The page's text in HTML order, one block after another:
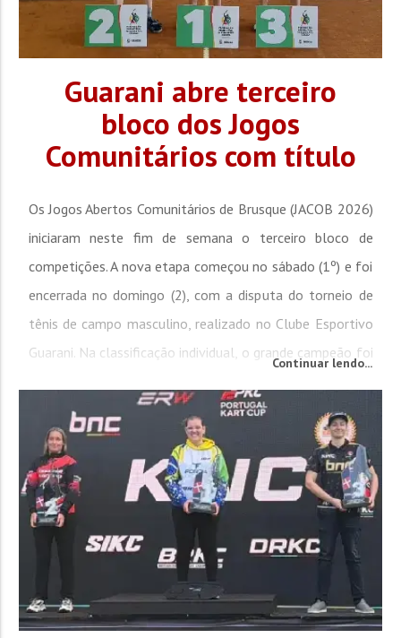
Guarani abre terceiro
bloco dos Jogos
Comunitários com título
Os Jogos Abertos Comunitários de Brusque (JACOB 2026)
iniciaram neste fim de semana o terceiro bloco de
competições. A nova etapa começou no sábado (1º) e foi
encerrada no domingo (2), com a disputa do torneio de
tênis de campo masculino, realizado no Clube Esportivo
Guarani. Na classificação individual, o grande campeão foi
Guarani. O vice-campeonato ficou com Ingo Fischer...
Continuar lendo...